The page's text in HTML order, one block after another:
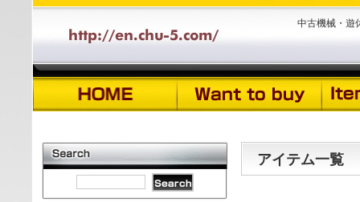
中古機械・遊
アイテム一覧